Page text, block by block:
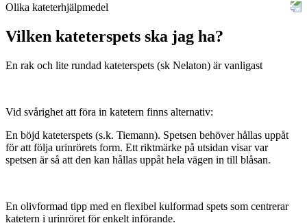
Olika kateterhjälpmedel
Vilken kateterspets ska jag ha?
En rak och lite rundad kateterspets (sk Nelaton) är vanligast
Vid svårighet att föra in katetern finns alternativ:
En böjd kateterspets (s.k. Tiemann). Spetsen behöver hållas uppåt
för att följa urinrörets form. Ett riktmärke på utsidan visar var
spetsen är så att den kan hållas uppåt hela vägen in till blåsan.
En olivformad tipp med en flexibel kulformad spets som centrerar
katetern i urinröret för enkelt införande.